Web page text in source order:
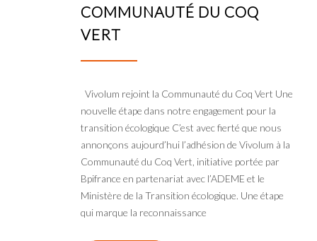
COMMUNAUTÉ DU COQ
VERT
Vivolum rejoint la Communauté du Coq Vert Une
nouvelle étape dans notre engagement pour la
transition écologique C’est avec fierté que nous
annonçons aujourd’hui l’adhésion de Vivolum à la
Communauté du Coq Vert, initiative portée par
Bpifrance en partenariat avec l’ADEME et le
Ministère de la Transition écologique. Une étape
qui marque la reconnaissance